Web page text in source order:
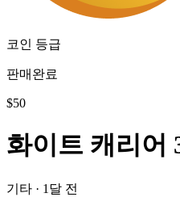
코인 등급
판매완료
$50
화이트 캐리어
기타 · 1달 전